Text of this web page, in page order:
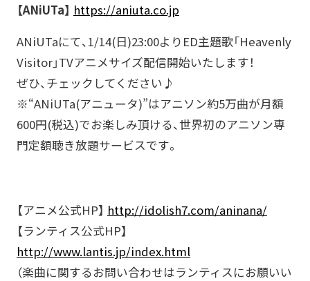
【ANiUTa】 https://aniuta.co.jp
ANiUTaにて、1/14(日)23:00よりED主題歌「Heavenly
Visitor」TVアニメサイズ配信開始いたします！
ぜひ、チェックしてください♪
※“ANiUTa(アニュータ)”はアニソン約5万曲が月額
600円(税込)でお楽しみ頂ける、世界初のアニソン専
門定額聴き放題サービスです。
【アニメ公式HP】 http://idolish7.com/aninana/
【ランティス公式HP】
http://www.lantis.jp/index.html
（楽曲に関するお問い合わせはランティスにお願いい